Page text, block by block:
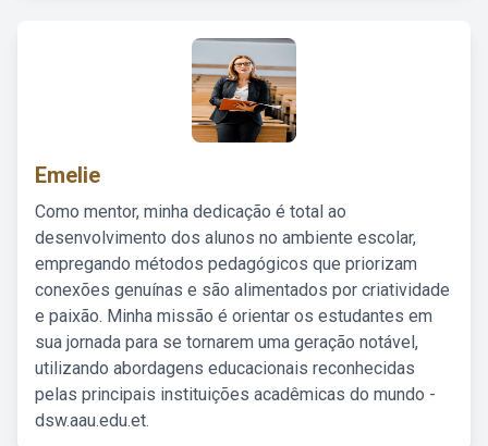
Emelie
Como mentor, minha dedicação é total ao
desenvolvimento dos alunos no ambiente escolar,
empregando métodos pedagógicos que priorizam
conexões genuínas e são alimentados por criatividade
e paixão. Minha missão é orientar os estudantes em
sua jornada para se tornarem uma geração notável,
utilizando abordagens educacionais reconhecidas
pelas principais instituições acadêmicas do mundo -
dsw.aau.edu.et.